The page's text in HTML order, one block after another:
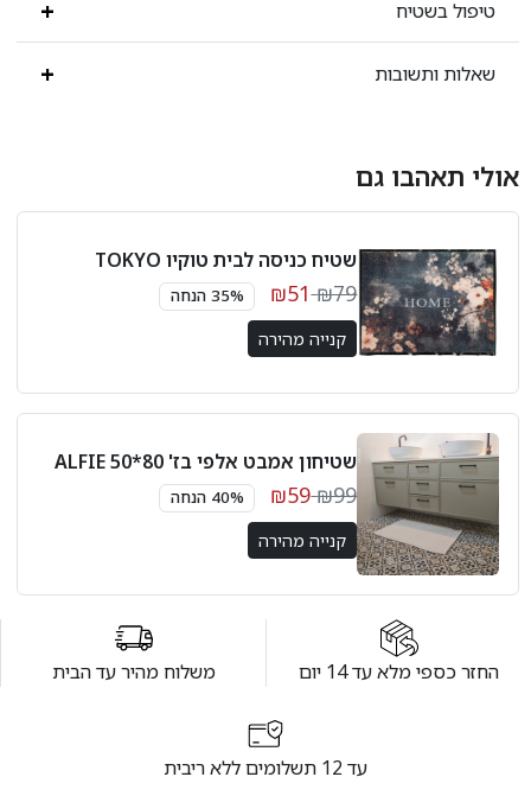
טיפול בשטיח
שאלות ותשובות
אולי תאהבו גם
שטיח כניסה לבית טוקיו TOKYO
₪79
₪51 35% הנחה
קנייה מהירה
שטיחון אמבט אלפי בז' 80*50 ALFIE
₪99
₪59 40% הנחה
קנייה מהירה
החזר כספי מלא עד 14 יום משלוח מהיר עד הבית
עד 12 תשלומים ללא ריבית